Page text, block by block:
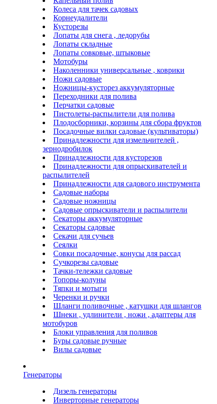
Колеса для тачек садовых
Корнеудалители
Кусторезы
Лопаты для снега , ледорубы
Лопаты складные
Лопаты совковые, штыковые
Мотобуры
Наколенники универсальные , коврики
Ножи садовые
Ножницы-кусторез аккумуляторные
Переходники для полива
Перчатки садовые
Пистолеты-распылители для полива
Плодосборники, корзины для сбора фруктов
Посадочные вилки садовые (культиваторы)
Принадлежности для измельчителей ,
зернодробилок
Принадлежности для кусторезов
Принадлежности для опрыскивателей и
распылителей
Принадлежности для садового инструмента
Садовые наборы
Садовые ножницы
Садовые опрыскиватели и распылители
Секаторы аккумуляторные
Секаторы садовые
Секачи для сучьев
Сеялки
Совки посадочные, конусы для рассад
Сучкорезы садовые
Тачки-тележки садовые
Топоры-колуны
Тяпки и мотыги
Черенки и ручки
Шланги поливочные , катушки для шлангов
Шнеки , удлинители , ножи , адаптеры для
мотобуров
Блоки управления для поливов
Буры садовые ручные
Вилы садовые
Генераторы
Дизель генераторы
Инверторные генераторы